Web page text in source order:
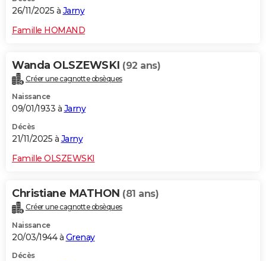
26/11/2025 à Jarny
Famille HOMAND
Wanda OLSZEWSKI (92 ans)
Créer une cagnotte obsèques
Naissance
09/01/1933 à Jarny
Décès
21/11/2025 à Jarny
Famille OLSZEWSKI
Christiane MATHON (81 ans)
Créer une cagnotte obsèques
Naissance
20/03/1944 à Grenay
Décès